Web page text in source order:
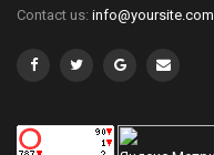
Contact us: info@yoursite.com